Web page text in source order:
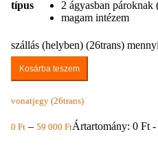
típus
2 ágyasban
magam intézem
szállás (helyben) (26trans)
Kosárba teszem
vonatjegy (26trans)
0 Ft – 59 000 FtÁrtartomány: 0 Ft